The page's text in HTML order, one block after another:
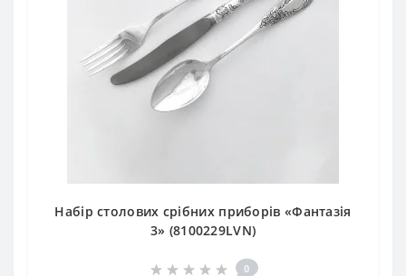
Набір столових срібних приборів «Фантазія
3» (8100229LVN)
0